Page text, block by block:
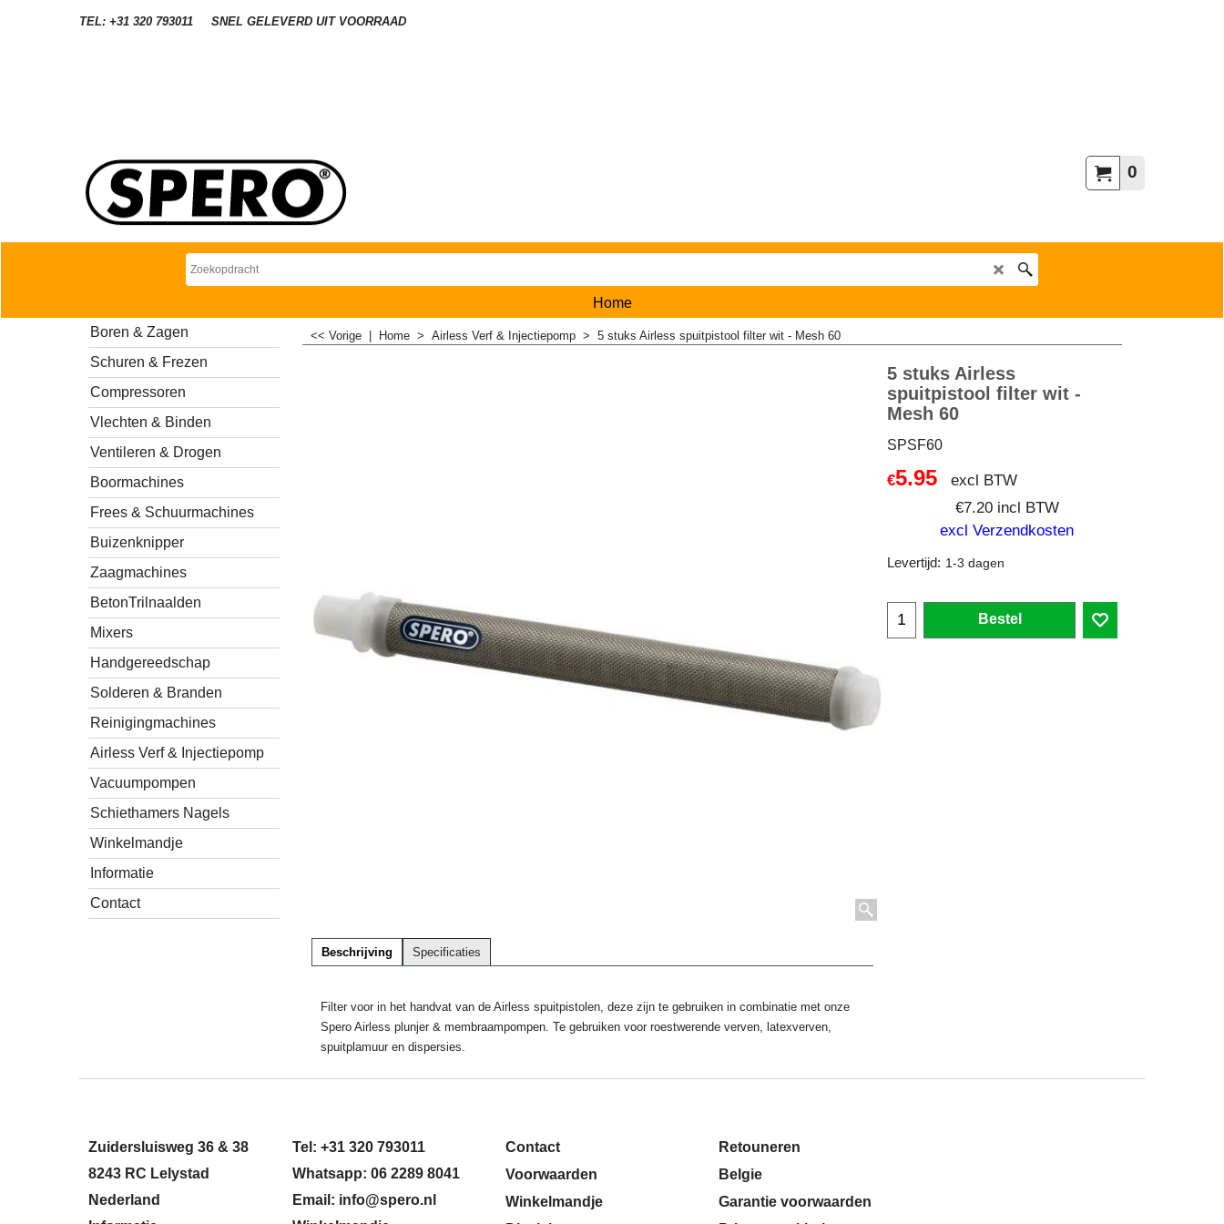
TEL: +31 320 793011 SNEL GELEVERD UIT VOORRAAD
0
Home
Boren & Zagen
Schuren & Frezen
Compressoren
Vlechten & Binden
Ventileren & Drogen
Boormachines
Frees & Schuurmachines
Buizenknipper
Zaagmachines
BetonTrilnaalden
Mixers
Handgereedschap
Solderen & Branden
Reinigingmachines
Airless Verf & Injectiepomp
Vacuumpompen
Schiethamers Nagels
Winkelmandje
Informatie
Contact
<< Vorige Home > Airless Verf & Injectiepomp > 5 stuks Airless spuitpistool filter wit - Mesh 60
5 stuks Airless
spuitpistool filter wit -
Mesh 60
SPSF60
€5.95
excl BTW
€7.20 incl BTW
excl Verzendkosten
Levertijd: 1-3 dagen
Bestel
Beschrijving Specificaties
Filter voor in het handvat van de Airless spuitpistolen, deze zijn te gebruiken in combinatie met onze
Spero Airless plunjer & membraampompen. Te gebruiken voor roestwerende verven, latexverven,
spuitplamuur en dispersies.
Zuidersluisweg 36 & 38
8243 RC Lelystad
Nederland
Tel: +31 320 793011
Whatsapp: 06 2289 8041
Email: info@spero.nl
Contact
Voorwaarden
Winkelmandje
Retouneren
Belgie
Garantie voorwaarden